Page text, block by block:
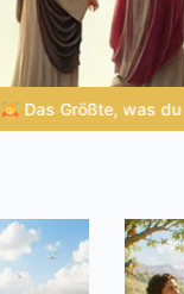
VON BABYLON